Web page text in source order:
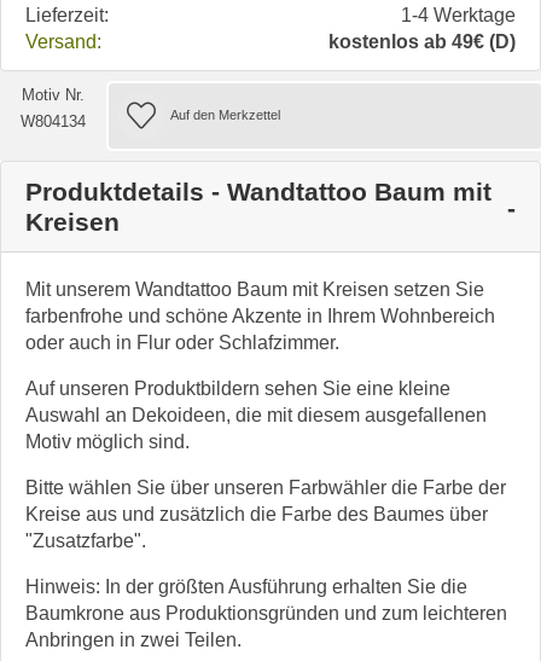
Lieferzeit:
1-4 Werktage
Versand:
kostenlos ab 49€ (D)
Motiv Nr.
W804134
Produktdetails - Wandtattoo Baum mit
Kreisen
Mit unserem Wandtattoo Baum mit Kreisen setzen Sie
farbenfrohe und schöne Akzente in Ihrem Wohnbereich
oder auch in Flur oder Schlafzimmer.
Auf unseren Produktbildern sehen Sie eine kleine
Auswahl an Dekoideen, die mit diesem ausgefallenen
Motiv möglich sind.
Bitte wählen Sie über unseren Farbwähler die Farbe der
Kreise aus und zusätzlich die Farbe des Baumes über
"Zusatzfarbe".
Hinweis: In der größten Ausführung erhalten Sie die
Baumkrone aus Produktionsgründen und zum leichteren
Anbringen in zwei Teilen.